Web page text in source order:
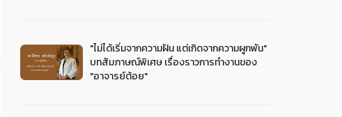
"ไม่ได้เริ่มจากความฝัน แต่เกิดจากความผูกพัน"
บทสัมภาษณ์พิเศษ เรื่องราวการทำงานของ
"อาจารย์ต้อย"